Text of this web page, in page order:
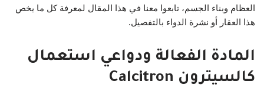
العظام وبناء الجسم، تابعوا معنا في هذا المقال لمعرفة كل ما يخص
هذا العقار أو نشرة الدواء بالتفصيل.
المادة الفعالة ودواعي استعمال
كالسيترون Calcitron